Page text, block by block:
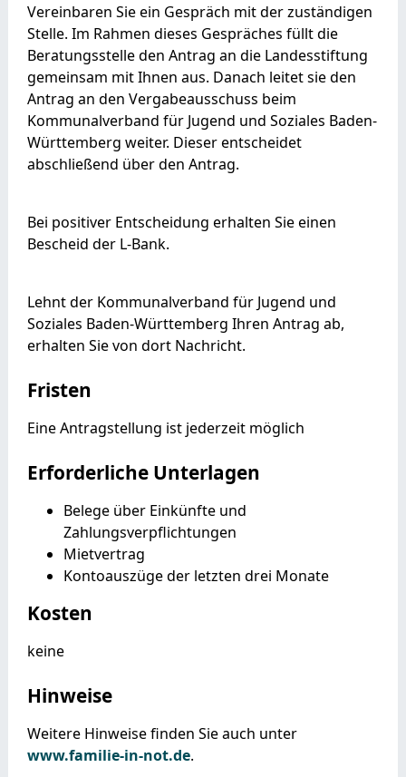
Vereinbaren Sie ein Gespräch mit der zuständigen
Stelle. Im Rahmen dieses Gespräches füllt die
Beratungsstelle den Antrag an die Landesstiftung
gemeinsam mit Ihnen aus. Danach leitet sie den
Antrag an den Vergabeausschuss beim
Kommunalverband für Jugend und Soziales Baden-
Württemberg weiter. Dieser entscheidet
abschließend über den Antrag.
Bei positiver Entscheidung erhalten Sie einen
Bescheid der L-Bank.
Lehnt der Kommunalverband für Jugend und
Soziales Baden-Württemberg Ihren Antrag ab,
erhalten Sie von dort Nachricht.
Fristen
Eine Antragstellung ist jederzeit möglich
Erforderliche Unterlagen
Belege über Einkünfte und
Zahlungsverpflichtungen
Mietvertrag
Kontoauszüge der letzten drei Monate
Kosten
keine
Hinweise
Weitere Hinweise finden Sie auch unter
www.familie-in-not.de.